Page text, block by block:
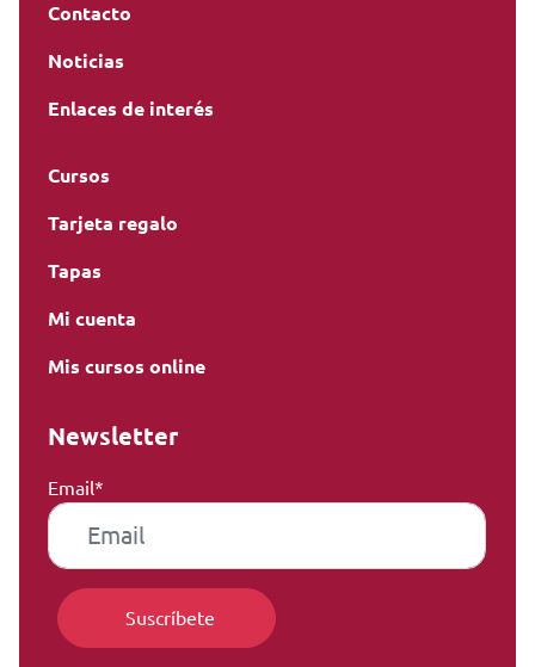
Contacto
Noticias
Enlaces de interés
Cursos
Tarjeta regalo
Tapas
Mi cuenta
Mis cursos online
Newsletter
Email*